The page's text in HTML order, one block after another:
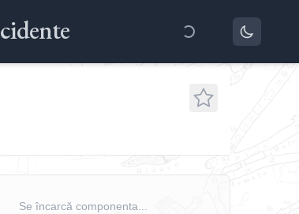
Se încarcă componenta...